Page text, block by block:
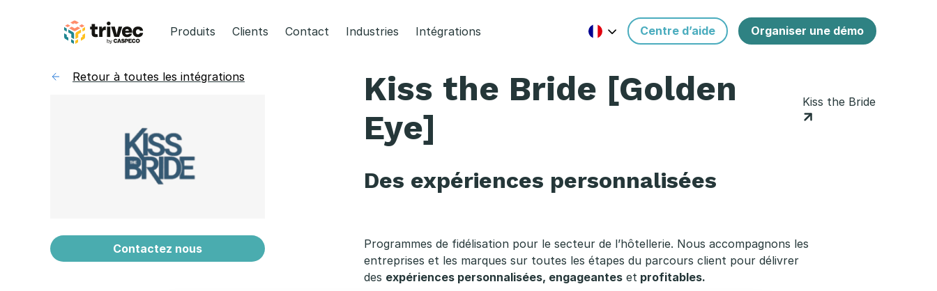
Produits Clients Contact Industries Intégrations Centre d’aide Organiser une démo
Retour à toutes les intégrations
Contactez nous
Kiss the Bride [Golden
Eye]
Kiss the Bride
Des expériences personnalisées
Programmes de fidélisation pour le secteur de l’hôtellerie. Nous accompagnons les
entreprises et les marques sur toutes les étapes du parcours client pour délivrer
des expériences personnalisées, engageantes et profitables.